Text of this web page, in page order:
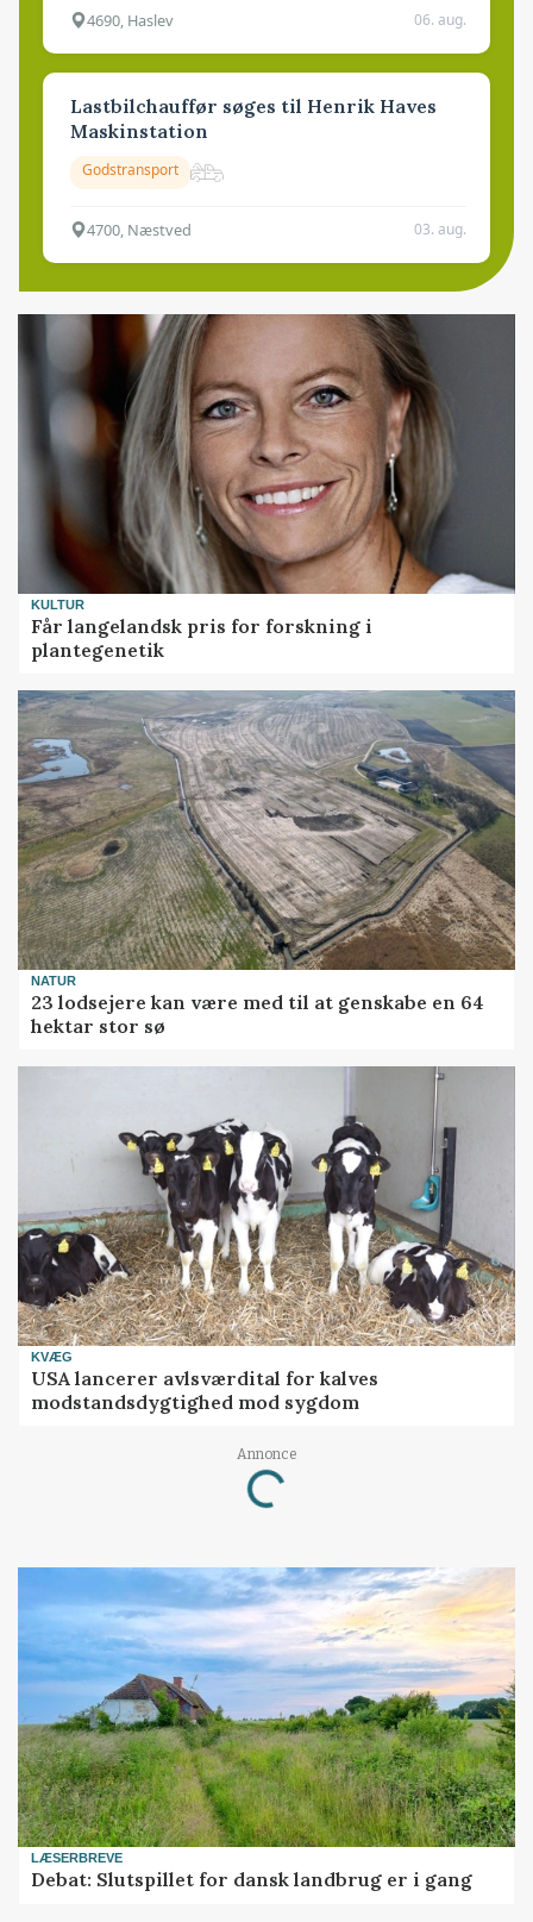
4690, Haslev 06. aug.
Lastbilchauffør søges til Henrik Haves
Maskinstation
Godstransport
4700, Næstved 03. aug.
KULTUR
Får langelandsk pris for forskning i
plantegenetik
NATUR
23 lodsejere kan være med til at genskabe en 64
hektar stor sø
KVÆG
USA lancerer avlsværdital for kalves
modstandsdygtighed mod sygdom
Annonce
Loading...
LÆSERBREVE
Debat: Slutspillet for dansk landbrug er i gang